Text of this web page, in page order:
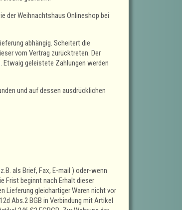
der Weihnachtshaus Onlineshop bei
abhängig. Scheitert die
vom Vertrag zurücktreten. Der
Etwaig geleistete Zahlungen werden
und auf dessen ausdrücklichen
als Brief, Fax, E-mail ) oder-wenn
Frist beginnt nach Erhalt dieser
Lieferung gleichartiger Waren nicht vor
Abs.2 BGB in Verbindung mit Artikel